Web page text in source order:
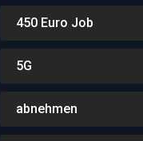
450 Euro Job
5G
abnehmen